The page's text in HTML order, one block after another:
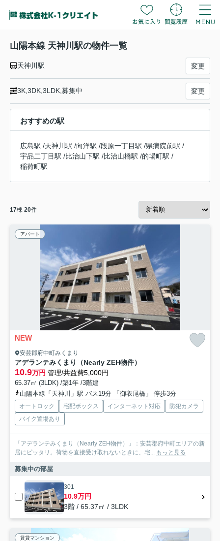
山陽本線 天神川駅の物件一覧
天神川駅 変更
3K,3DK,3LDK,募集中 変更
おすすめの駅
広島駅 /天神川駅 /向洋駅 /段原一丁目駅 /県病院前駅 /
宇品二丁目駅 /比治山下駅 /比治山橋駅 /的場町駅 /
稲荷町駅
17棟 20件
アパート
NEW
安芸郡府中町みくまり
アデランテみくまり（Nearly ZEH物件）
10.9万円 管理/共益費5,000円
65.37㎡ (3LDK) /築1年 /3階建
山陽本線「天神川」駅 バス19分 「御衣尾橋」 停歩3分
オートロック 宅配ボックス インターネット対応
防犯カメラ
バイク置場あり
「アデランテみくまり（Nearly ZEH物件）」：安芸郡府中町エリアの新
居にピッタリ。荷物を直接受け取れないときに、宅...
もっと見る
募集中の部屋
301
10.9万円
3階 / 65.37㎡ / 3LDK
賃貸マンション